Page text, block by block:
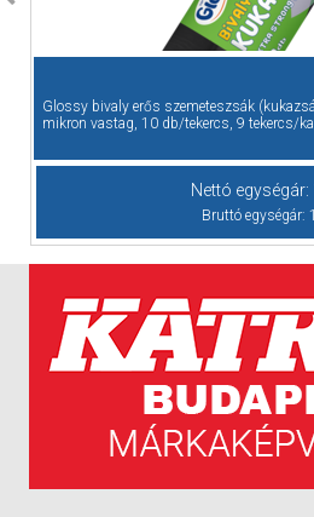
Glossy bivaly erős szemeteszsák
mikron vastag, 10 db/tekercs, 9 tekercs/
Nettó egységár:
Bruttó egységár: